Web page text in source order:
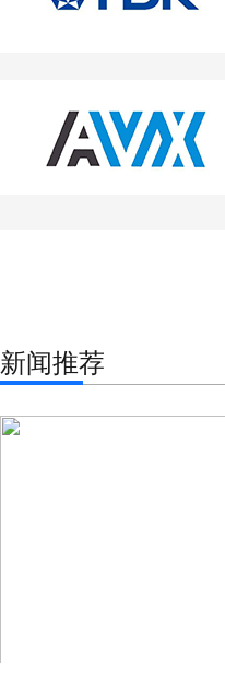
新闻推荐